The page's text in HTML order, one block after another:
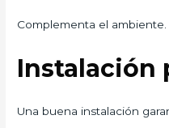
Complementa el ambiente.
Instalación
Una buena instalación